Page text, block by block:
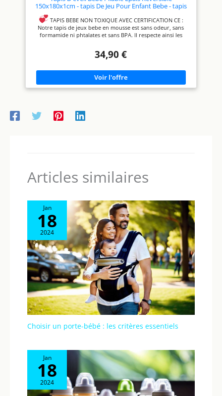
150x180x1cm - tapis De Jeu Pour Enfant Bebe - tapis
De Sol XXL En Mousse - Tapis De Motricité Favorisant
Le Développement Sensoriel - Cadeau Naissance
Bébé
TAPIS BEBE NON TOXIQUE AVEC CERTIFICATION CE :
Notre tapis de jeux bebe en mousse est sans odeur, sans
formamide ni phtalates et sans BPA. Il respecte ainsi les
d eveil bebe, Tapis de Gym bebe, Tapis à langer, tapis garçon
IMPERMEABLE DOUX ÉPAIS & ANTIDÉRAPANT Notre grand
tapis en mousse pour bébé est geant puisqu'il mesure
150x180cm pour 1cm d'épaisseur.
PLIABLE LAVABLE &
Tapis d'eveil bébé Montessori qui stimule la psycho motricite
et le développement sensoriel de vos enfants grace à ses
34,90 €
Articles similaires
Jan
18
2024
Choisir un porte-bébé : les critères essentiels
Jan
18
2024